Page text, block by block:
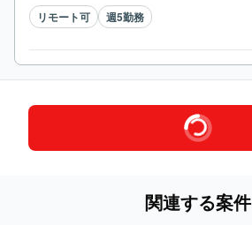
リモート可 週5勤務
関連する案件